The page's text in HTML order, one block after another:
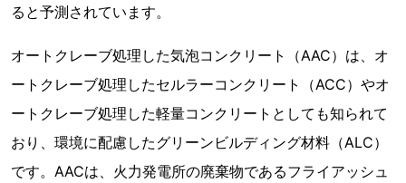
ると予測されています。
オートクレーブ処理した気泡コンクリート（AAC）は、オ
ートクレーブ処理したセルラーコンクリート（ACC）やオ
ートクレーブ処理した軽量コンクリートとしても知られて
おり、環境に配慮したグリーンビルディング材料（ALC）
です。AACは、火力発電所の廃棄物であるフライアッシュ